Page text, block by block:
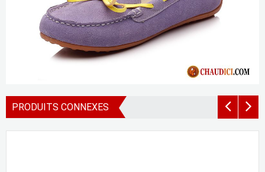
PRODUITS CONNEXES